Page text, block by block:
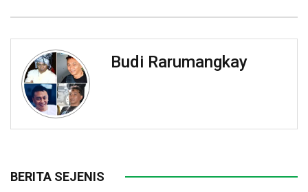
Budi Rarumangkay
BERITA SEJENIS